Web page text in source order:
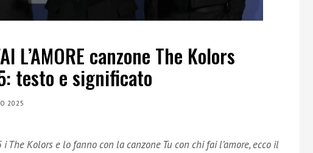
L’AMORE canzone The Kolors
testo e significato
2025
i The Kolors e lo fanno con la canzone Tu con chi fai l’amore, ecco il